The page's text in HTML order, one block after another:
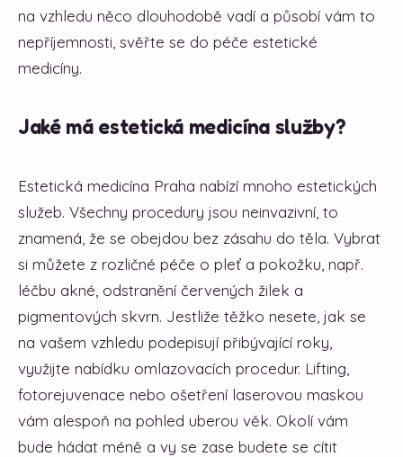
na vzhledu něco dlouhodobě vadí a působí vám to
nepříjemnosti, svěřte se do péče estetické
medicíny.
Jaké má estetická medicína služby?
Estetická medicína Praha nabízí mnoho estetických
služeb. Všechny procedury jsou neinvazivní, to
znamená, že se obejdou bez zásahu do těla. Vybrat
si můžete z rozličné péče o pleť a pokožku, např.
léčbu akné, odstranění červených žilek a
pigmentových skvrn. Jestliže těžko nesete, jak se
na vašem vzhledu podepisují přibývající roky,
využijte nabídku omlazovacích procedur. Lifting,
fotorejuvenace nebo ošetření laserovou maskou
vám alespoň na pohled uberou věk. Okolí vám
bude hádat méně a vy se zase budete se cítit